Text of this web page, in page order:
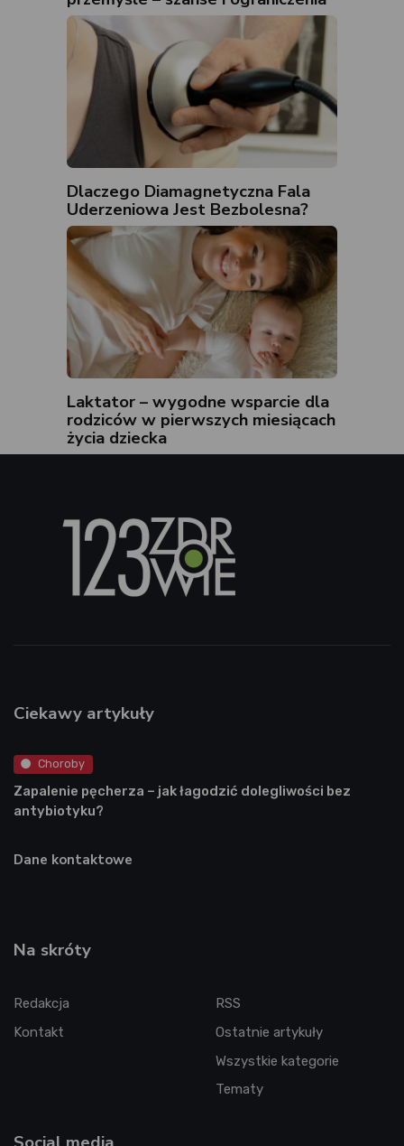
Dlaczego Diamagnetyczna Fala
Uderzeniowa Jest Bezbolesna?
Laktator – wygodne wsparcie dla
rodziców w pierwszych miesiącach
życia dziecka
Ciekawy artykuły
Choroby
Zapalenie pęcherza – jak łagodzić dolegliwości bez
antybiotyku?
Dane kontaktowe
Na skróty
Redakcja
Kontakt
RSS
Ostatnie artykuły
Wszystkie kategorie
Tematy